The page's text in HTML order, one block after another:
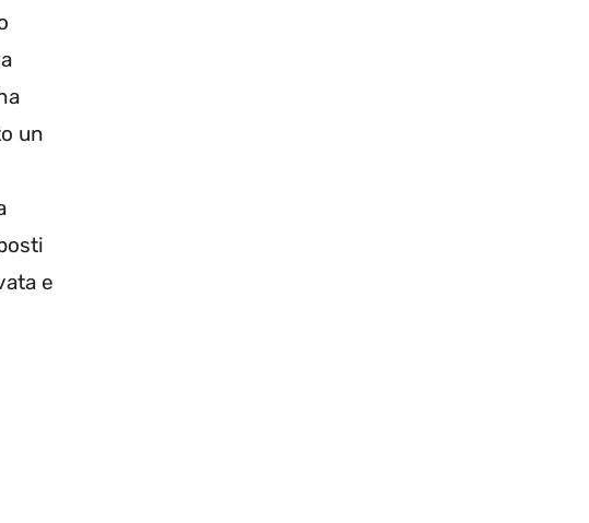
un
e